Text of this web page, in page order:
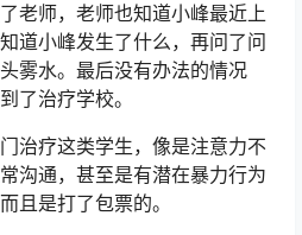
老师，老师也知道小峰最近上
道小峰发生了什么，再问了问
雾水。最后没有办法的情况
了治疗学校。
治疗这类学生，像是注意力不
沟通，甚至是有潜在暴力行为
且是打了包票的。